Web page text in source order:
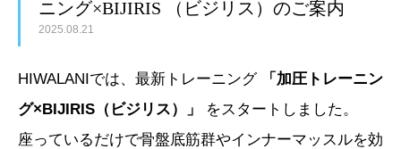
ニング×BIJIRIS （ビジリス）のご案内
2025.08.21
HIWALANIでは、最新トレーニング
「加圧トレーニン
グ×BIJIRIS（ビジリス）」
をスタートしました。
座っているだけで骨盤底筋群やインナーマッスルを効